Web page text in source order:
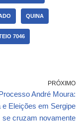
QUINA
7046
PRÓXIMO
André Moura:
e Eleições em Sergipe
se cruzam novamente